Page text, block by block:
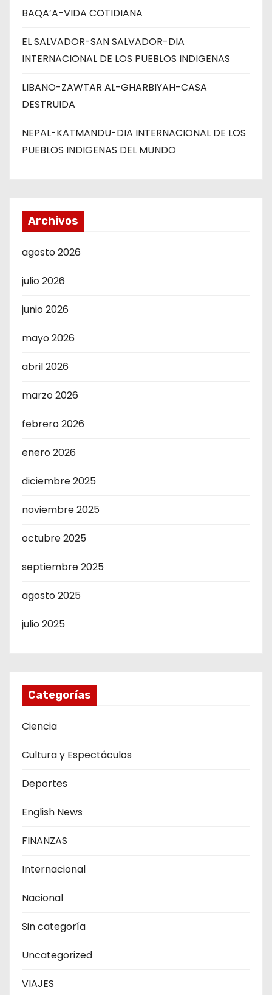
BAQA’A-VIDA COTIDIANA
EL SALVADOR-SAN SALVADOR-DIA
INTERNACIONAL DE LOS PUEBLOS INDIGENAS
LIBANO-ZAWTAR AL-GHARBIYAH-CASA
DESTRUIDA
NEPAL-KATMANDU-DIA INTERNACIONAL DE LOS
PUEBLOS INDIGENAS DEL MUNDO
Archivos
agosto 2026
julio 2026
junio 2026
mayo 2026
abril 2026
marzo 2026
febrero 2026
enero 2026
diciembre 2025
noviembre 2025
octubre 2025
septiembre 2025
agosto 2025
julio 2025
Categorías
Ciencia
Cultura y Espectáculos
Deportes
English News
FINANZAS
Internacional
Nacional
Sin categoría
Uncategorized
VIAJES